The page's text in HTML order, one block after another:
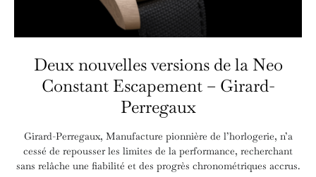
Deux nouvelles versions de la Neo
Constant Escapement – Girard-
Perregaux
Girard-Perregaux, Manufacture pionnière de l’horlogerie, n’a
cessé de repousser les limites de la performance, recherchant
sans relâche une fiabilité et des progrès chronométriques accrus.